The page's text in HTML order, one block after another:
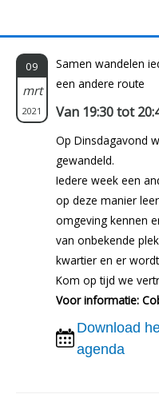
09
mrt
2021
Samen wandelen
een andere route
Van 19:30 tot
Op Dinsdagavond
gewandeld.
Iedere week een
op deze manier
omgeving kennen
van onbekende
kwartier en er
Kom op tijd we
Voor informatie:
Download
agenda